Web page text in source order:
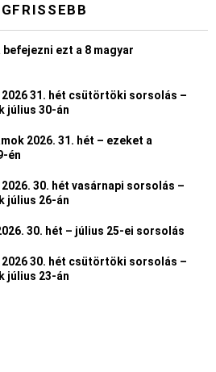
ezt a 8 magyar
31. hét csütörtöki sorsolás –
július 30-án
2026. 31. hét – ezeket a
én
30. hét vasárnapi sorsolás –
július 26-án
30. hét – július 25-ei sorsolás
30. hét csütörtöki sorsolás –
július 23-án